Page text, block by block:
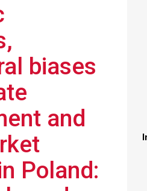
biases
and
Poland: